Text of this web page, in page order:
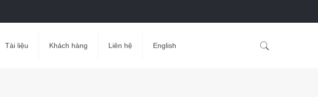
Tài liệu Khách hàng Liên hệ English